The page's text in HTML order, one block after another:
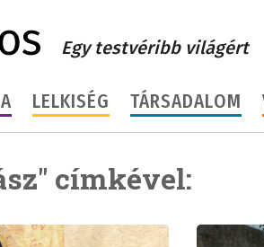
Egy testvéribb világért
LELKISÉG TÁRSADALOM
címkével: